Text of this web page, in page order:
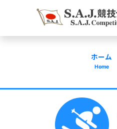
ホーム
Home